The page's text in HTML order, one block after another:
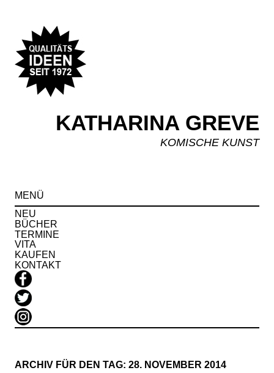
KATHARINA GREVE
KOMISCHE KUNST
MENÜ
NEU
BÜCHER
TERMINE
VITA
KAUFEN
KONTAKT
ARCHIV FÜR DEN TAG: 28. NOVEMBER 2014